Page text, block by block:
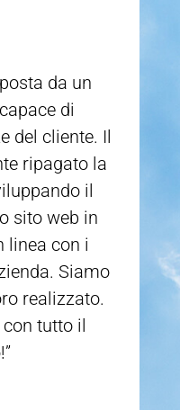
da un
di
del cliente. Il
ripagato la
il
sito web in
linea con i
Siamo
realizzato.
tutto il